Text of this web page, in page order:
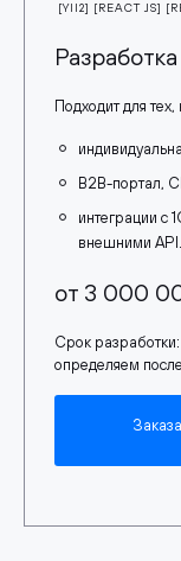
[YII2] [REACT JS]
Подходит для
B2B-портал,
интеграции с
внешними API.
от 3 000
Срок
определяем